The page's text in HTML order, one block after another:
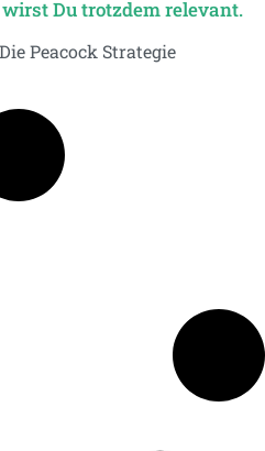
Du trotzdem relevant.
Die Peacock Strategie